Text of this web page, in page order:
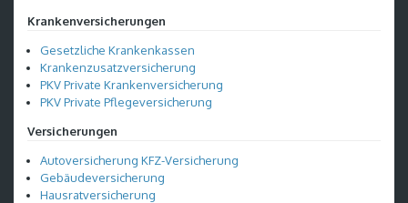
Krankenversicherungen
Gesetzliche Krankenkassen
Krankenzusatzversicherung
PKV Private Krankenversicherung
PKV Private Pflegeversicherung
Versicherungen
Autoversicherung KFZ-Versicherung
Gebäudeversicherung
Hausratversicherung